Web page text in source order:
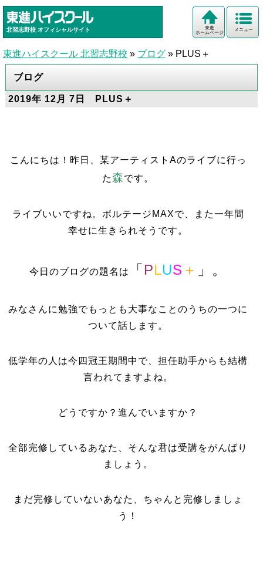
北習志野校 オフィシャルサイト メニュー
東進
ホームページ
東進ハイスクール 北習志野校 » ブログ » PLUS＋
ブログ
2019年 12月 7日 PLUS＋
こんにちは！昨日、某アーティストAのライブに行っ
た森です。
ライブいいですね。ボルテージMAXで、また一年間
幸せに生きられそうです。
今日のブログの題名は 「 PLUS ＋ 」。
みなさんに勉強でもっとも大事なことのうちの一つに
ついて話します。
低学年の人は今四冠王期間中で、担任助手からも結構
言われてますよね。
どうですか？進んでいますか？
全部完修しているあなた、そんな君は受講をがんばり
ましょう。
まだ完修していないあなた、ちゃんと完修しましょ
う！